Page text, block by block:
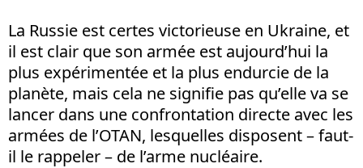
La Russie est certes victorieuse en Ukraine, et
il est clair que son armée est aujourd’hui la
plus expérimentée et la plus endurcie de la
planète, mais cela ne signifie pas qu’elle va se
lancer dans une confrontation directe avec les
armées de l’OTAN, lesquelles disposent – faut-
il le rappeler – de l’arme nucléaire.